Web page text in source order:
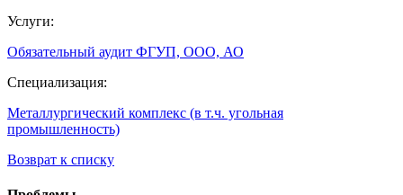
Услуги:
Обязательный аудит ФГУП, ООО, АО
Специализация:
Металлургический комплекс (в т.ч. угольная
промышленность)
Возврат к списку